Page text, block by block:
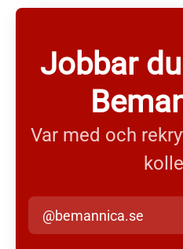
Jobbar
Var med och
@bemannica.se